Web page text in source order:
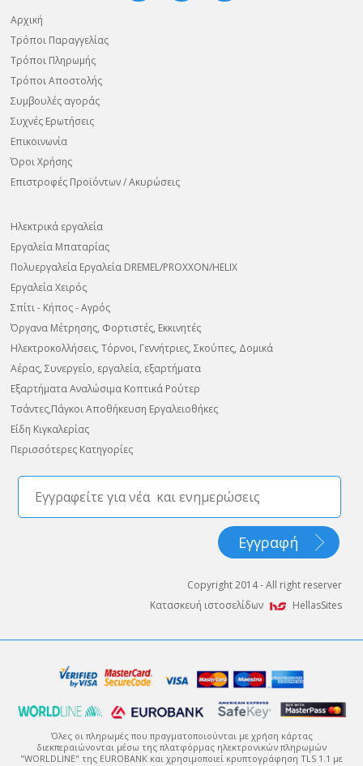
Αρχική
Τρόποι Παραγγελίας
Τρόποι Πληρωμής
Τρόποι Αποστολής
Συμβουλές αγοράς
Συχνές Ερωτήσεις
Επικοινωνία
Όροι Χρήσης
Επιστροφές Προϊόντων / Ακυρώσεις
Ηλεκτρικά εργαλεία
Εργαλεία Μπαταρίας
Πολυεργαλεία Εργαλεία DREMEL/PROXXON/HELIX
Εργαλεία Χειρός
Σπίτι - Κήπος - Αγρός
Όργανα Μέτρησης, Φορτιστές, Εκκινητές
Ηλεκτροκολλήσεις, Τόρνοι, Γεννήτριες, Σκούπες, Δομικά
Αέρας, Συνεργείο, εργαλεία, εξαρτήματα
Εξαρτήματα Αναλώσιμα Κοπτικά Ρούτερ
Τσάντες,Πάγκοι Αποθήκευση Εργαλειοθήκες
Είδη Κιγκαλερίας
Περισσότερες Κατηγορίες
Copyright 2014 - All right reserver
Κατασκευή ιστοσελίδων
HellasSites
Όλες οι πληρωμές που πραγματοποιούνται με χρήση κάρτας
διεκπεραιώνονται μέσω της πλατφόρμας ηλεκτρονικών πληρωμών
"WORLDLINE" της EUROBANK και χρησιμοποιεί κρυπτογράφηση TLS 1.1 με